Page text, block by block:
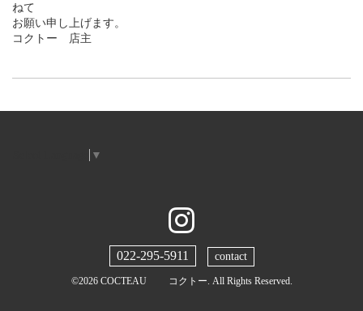
ねて
お願い申し上げます。
コクトー 店主
▼
022-295-5911 contact
©2026 COCTEAU コクトー. All Rights Reserved.